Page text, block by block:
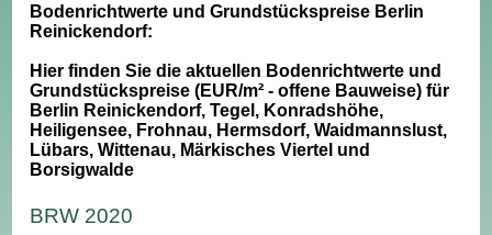
Bodenrichtwerte und Grundstückspreise Berlin
Reinickendorf:
Hier finden Sie die aktuellen Bodenrichtwerte und
Grundstückspreise (EUR/m² - offene Bauweise) für
Berlin Reinickendorf, Tegel, Konradshöhe,
Heiligensee, Frohnau, Hermsdorf, Waidmannslust,
Lübars, Wittenau, Märkisches Viertel und
Borsigwalde
BRW 2020